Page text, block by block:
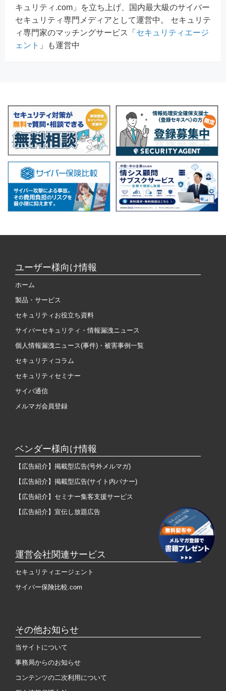
キュリティ.com」を立ち上げ、国内最大級のサイバー
セキュリティ専門メディアとして運営中。 セキュリテ
ィ専門家のマッチングサービス「 セキュリティエージ
ェント 」も運営中
ユーザー様向け情報
ホーム
製品・サービス
セキュリティお役立ち資料
サイバーセキュリティ・情報漏洩ニュース
個人情報漏洩ニュース(事件)・被害事例一覧
セキュリティコラム
セキュリティセミナー
サイバ通信
メルマガ会員登録
ベンダー様向け情報
【広告紹介】掲載型広告(号外メルマガ)
【広告紹介】掲載型広告(サイト内バナー)
【広告紹介】セミナー集客支援サービス
【広告紹介】宣伝し放題広告
運営会社関連サービス
セキュリティエージェント
サイバー保険比較.com
その他お知らせ
当サイトについて
事務局からのお知らせ
コンテンツの二次利用について